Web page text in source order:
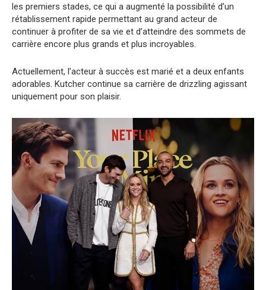
les premiers stades, ce qui a augmenté la possibilité d’un
rétablissement rapide permettant au grand acteur de
continuer à profiter de sa vie et d’atteindre des sommets de
carrière encore plus grands et plus incroyables.
Actuellement, l’acteur à succès est marié et a deux enfants
adorables. Kutcher continue sa carrière de drizzling agissant
uniquement pour son plaisir.